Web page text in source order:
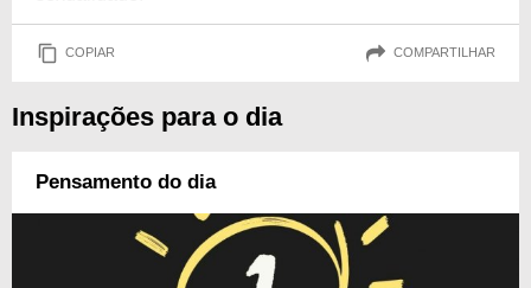
COPIAR COMPARTILHAR
Inspirações para o dia
Pensamento do dia